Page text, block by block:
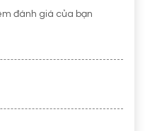
đánh giá của bạn